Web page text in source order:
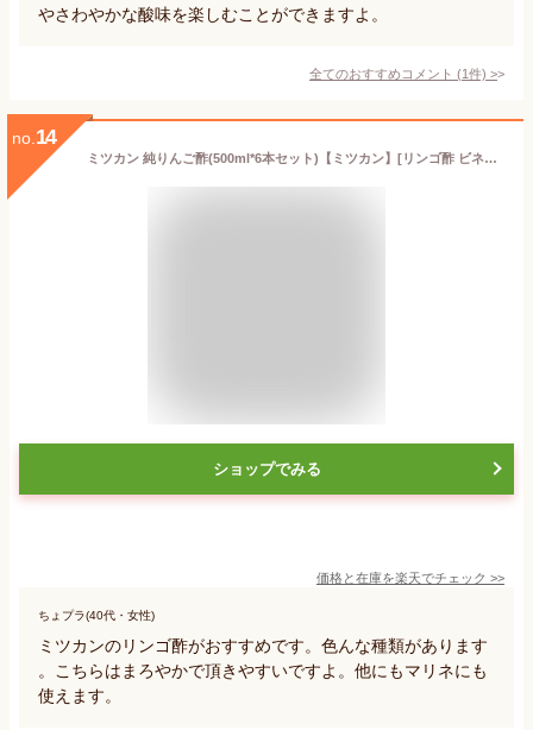
やさわやかな酸味を楽しむことができますよ。
全てのおすすめコメント (1件) >
no. 14
ミツカン 純りんご酢(500ml*6本セット)【ミツカン】[リンゴ酢 ビネガー お酢]
ショップでみる
価格と在庫を楽天でチェック >>
ちょプラ(40代・女性)
ミツカンのリンゴ酢がおすすめです。色んな種類があります
。こちらはまろやかで頂きやすいですよ。他にもマリネにも
使えます。